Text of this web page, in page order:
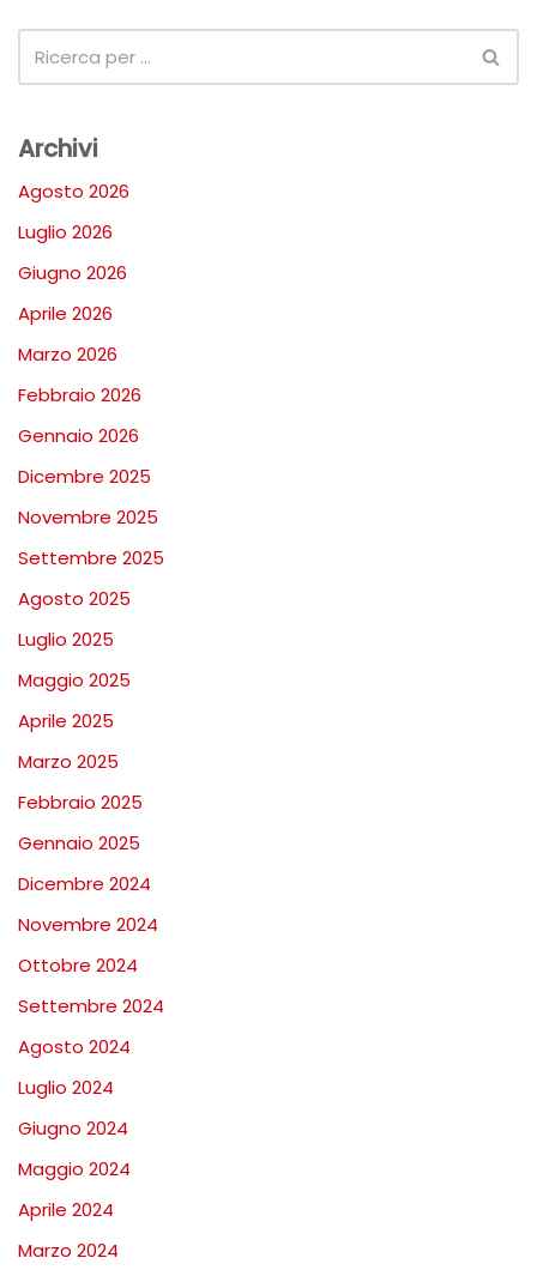
Archivi
Agosto 2026
Luglio 2026
Giugno 2026
Aprile 2026
Marzo 2026
Febbraio 2026
Gennaio 2026
Dicembre 2025
Novembre 2025
Settembre 2025
Agosto 2025
Luglio 2025
Maggio 2025
Aprile 2025
Marzo 2025
Febbraio 2025
Gennaio 2025
Dicembre 2024
Novembre 2024
Ottobre 2024
Settembre 2024
Agosto 2024
Luglio 2024
Giugno 2024
Maggio 2024
Aprile 2024
Marzo 2024